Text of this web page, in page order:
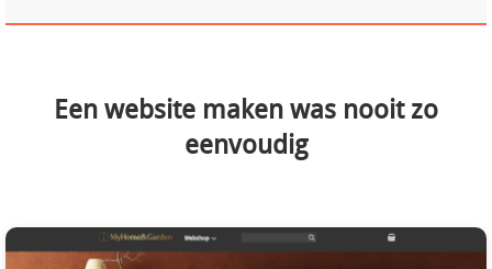
Een website maken was nooit zo
eenvoudig